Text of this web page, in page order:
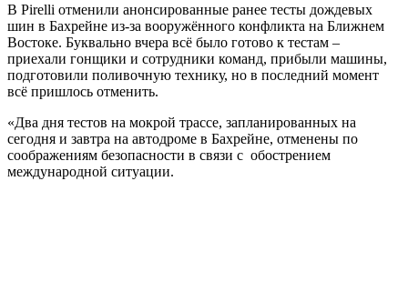
В Pirelli отменили анонсированные ранее тесты дождевых
шин в Бахрейне из-за вооружённого конфликта на Ближнем
Востоке. Буквально вчера всё было готово к тестам –
приехали гонщики и сотрудники команд, прибыли машины,
подготовили поливочную технику, но в последний момент
всё пришлось отменить.
«Два дня тестов на мокрой трассе, запланированных на
сегодня и завтра на автодроме в Бахрейне, отменены по
соображениям безопасности в связи с обострением
международной ситуации.